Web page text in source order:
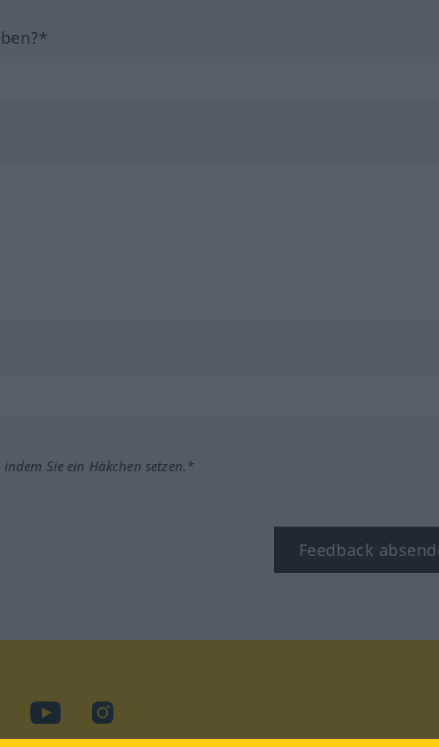
Sie ein Häkchen setzen.*
Feedback
YouTubeInstagram